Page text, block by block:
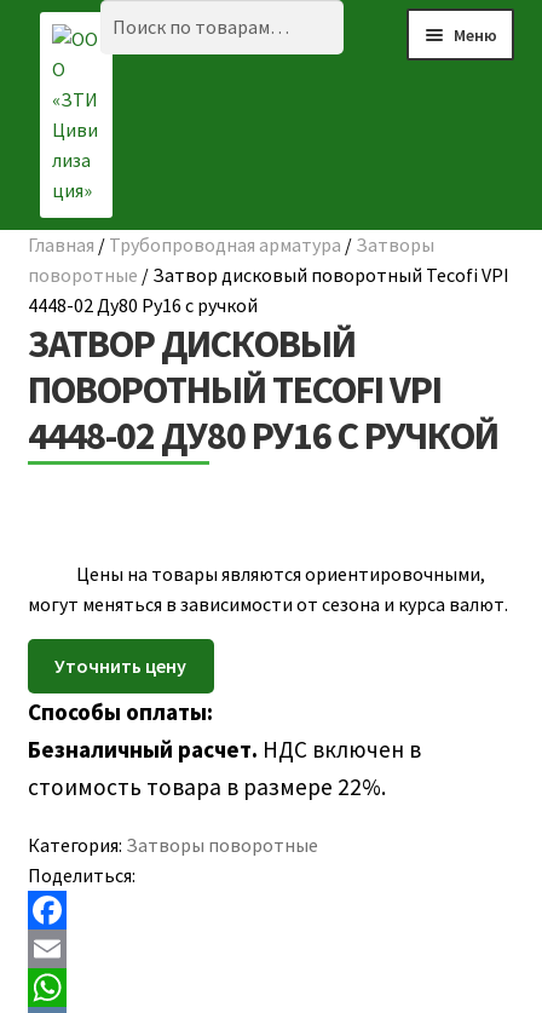
Перейти
навигации
Перейти
содержимому
Искать:
Поиск
Меню
☰ КАТАЛОГ
ГЛАВНАЯ
О КОМПАНИИ
НАШИ ОБЪЕКТЫ
меню
КОНТАКТЫ
Главная / Трубопроводная арматура / Затворы
поворотные / Затвор дисковый поворотный Tecofi VPI
4448-02 Ду80 Ру16 с ручкой
ЗАТВОР ДИСКОВЫЙ
ПОВОРОТНЫЙ TECOFI VPI
4448-02 ДУ80 РУ16 С РУЧКОЙ
Цены на товары являются ориентировочными,
могут меняться в зависимости от сезона и курса валют.
Способы оплаты:
Безналичный расчет. НДС включен в
стоимость товара в размере 22%.
Категория: Затворы поворотные
Поделиться:
F
aE